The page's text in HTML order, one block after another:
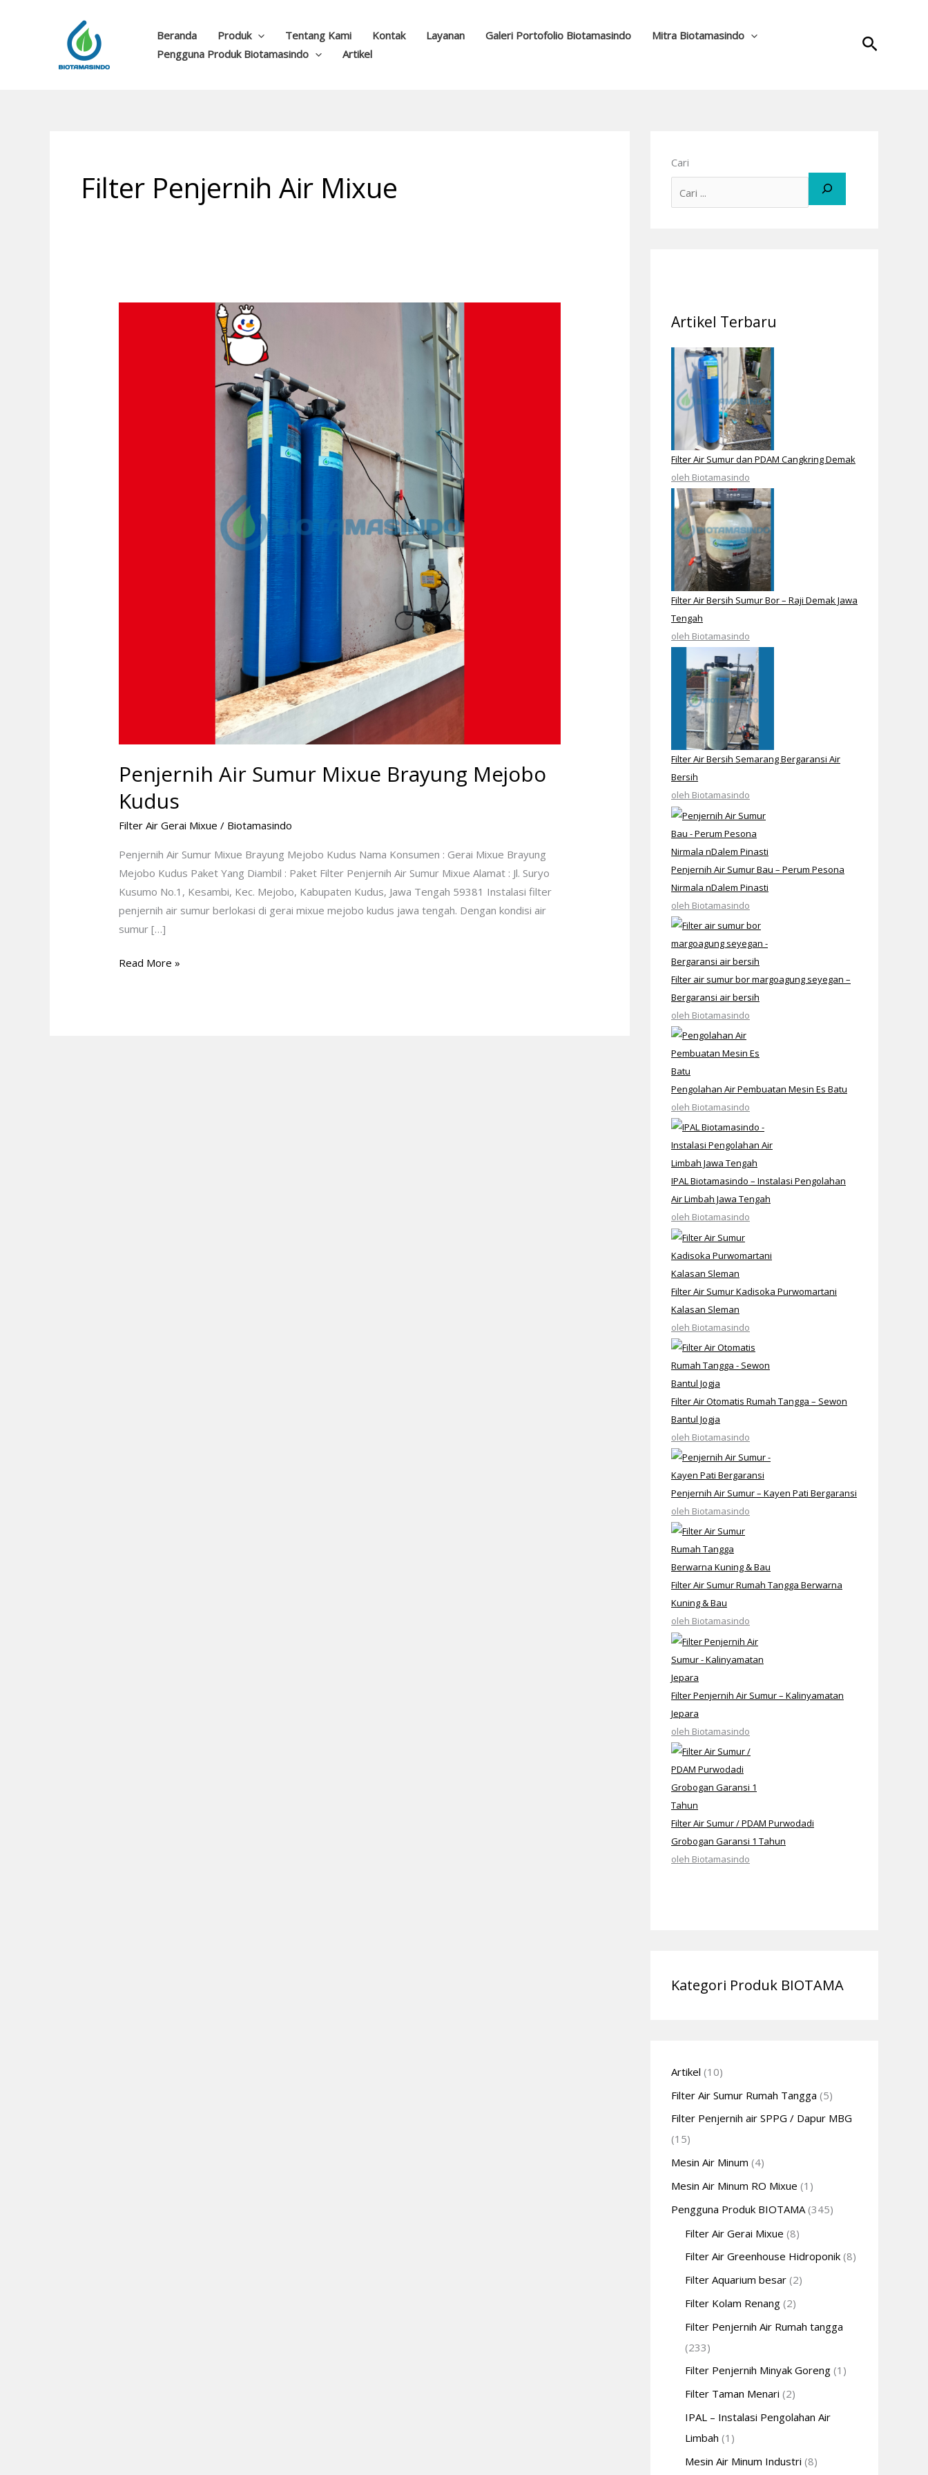
Beranda Produk Tentang Kami Kontak Layanan Galeri Portofolio Biotamasindo
Mitra Biotamasindo
Pengguna Produk Biotamasindo
Artikel Cari
Filter Penjernih Air Mixue
Penjernih Air Sumur Mixue Brayung Mejobo
Kudus
Filter Air Gerai Mixue / Biotamasindo
Penjernih Air Sumur Mixue Brayung Mejobo Kudus Nama Konsumen : Gerai Mixue Brayung
Mejobo Kudus Paket Yang Diambil : Paket Filter Penjernih Air Sumur Mixue Alamat : Jl. Suryo
Kusumo No.1, Kesambi, Kec. Mejobo, Kabupaten Kudus, Jawa Tengah 59381 Instalasi filter
penjernih air sumur berlokasi di gerai mixue mejobo kudus jawa tengah. Dengan kondisi air
sumur […]
Read More »
Cari
Artikel Terbaru
Filter Air Sumur dan PDAM Cangkring Demak
oleh Biotamasindo
Filter Air Bersih Sumur Bor – Raji Demak Jawa
Tengah
oleh Biotamasindo
Filter Air Bersih Semarang Bergaransi Air
Bersih
oleh Biotamasindo
Penjernih Air Sumur Bau – Perum Pesona
Nirmala nDalem Pinasti
oleh Biotamasindo
Filter air sumur bor margoagung seyegan –
Bergaransi air bersih
oleh Biotamasindo
Pengolahan Air Pembuatan Mesin Es Batu
oleh Biotamasindo
IPAL Biotamasindo – Instalasi Pengolahan
Air Limbah Jawa Tengah
oleh Biotamasindo
Filter Air Sumur Kadisoka Purwomartani
Kalasan Sleman
oleh Biotamasindo
Filter Air Otomatis Rumah Tangga – Sewon
Bantul Jogja
oleh Biotamasindo
Penjernih Air Sumur – Kayen Pati Bergaransi
oleh Biotamasindo
Filter Air Sumur Rumah Tangga Berwarna
Kuning & Bau
oleh Biotamasindo
Filter Penjernih Air Sumur – Kalinyamatan
Jepara
oleh Biotamasindo
Filter Air Sumur / PDAM Purwodadi
Grobogan Garansi 1 Tahun
oleh Biotamasindo
Kategori Produk BIOTAMA
Artikel (10)
Filter Air Sumur Rumah Tangga (5)
Filter Penjernih air SPPG / Dapur MBG
(15)
Mesin Air Minum (4)
Mesin Air Minum RO Mixue (1)
Pengguna Produk BIOTAMA (345)
Filter Air Gerai Mixue (8)
Filter Air Greenhouse Hidroponik (8)
Filter Aquarium besar (2)
Filter Kolam Renang (2)
Filter Penjernih Air Rumah tangga
(233)
Filter Penjernih Minyak Goreng (1)
Filter Taman Menari (2)
IPAL – Instalasi Pengolahan Air
Limbah (1)
Mesin Air Minum Industri (8)